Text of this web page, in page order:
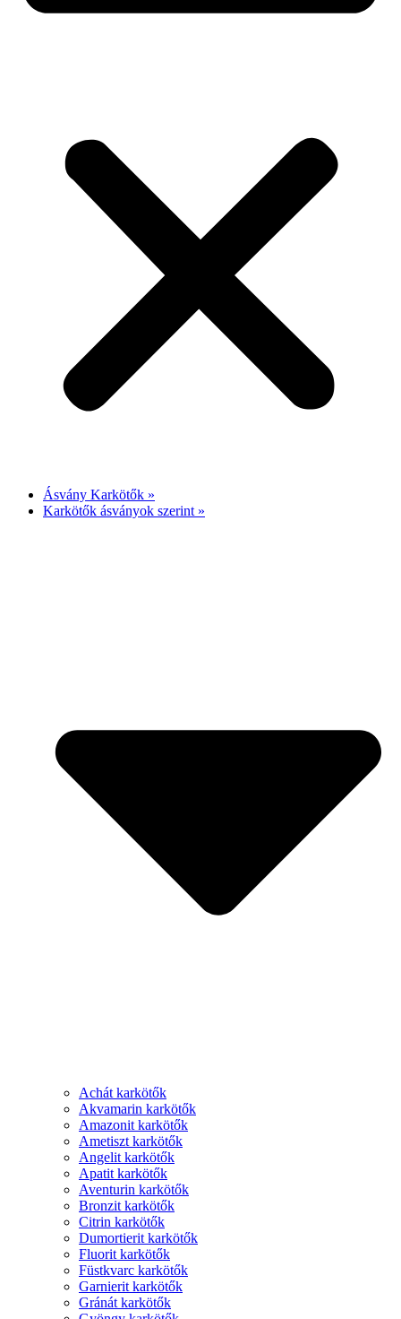
Ásvány Karkötők »
Karkötők ásványok szerint »
Achát karkötők
Akvamarin karkötők
Amazonit karkötők
Ametiszt karkötők
Angelit karkötők
Apatit karkötők
Aventurin karkötők
Bronzit karkötők
Citrin karkötők
Dumortierit karkötők
Fluorit karkötők
Füstkvarc karkötők
Garnierit karkötők
Gránát karkötők